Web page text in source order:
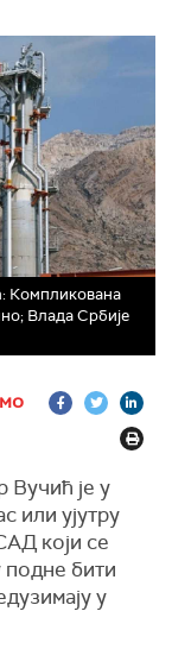
Компликована
Влада Србије
Вучић је у
или ујутру
који се
подне бити
у